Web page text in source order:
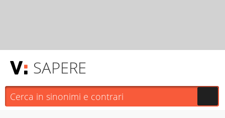
SAPERE